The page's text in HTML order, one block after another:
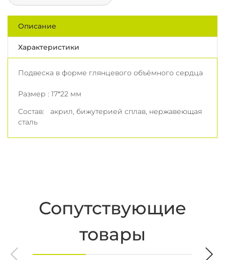
Описание
Характеристики
Подвеска в форме глянцевого объёмного сердца
Размер : 17*22 мм
Состав: акрил, бижутерией сплав, нержавеющая
сталь
Сопутствующие
товары